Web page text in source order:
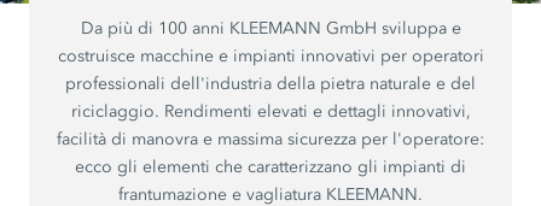
Da più di 100 anni KLEEMANN GmbH sviluppa e
costruisce macchine e impianti innovativi per operatori
professionali dell'industria della pietra naturale e del
riciclaggio. Rendimenti elevati e dettagli innovativi,
facilità di manovra e massima sicurezza per l'operatore:
ecco gli elementi che caratterizzano gli impianti di
frantumazione e vagliatura KLEEMANN.